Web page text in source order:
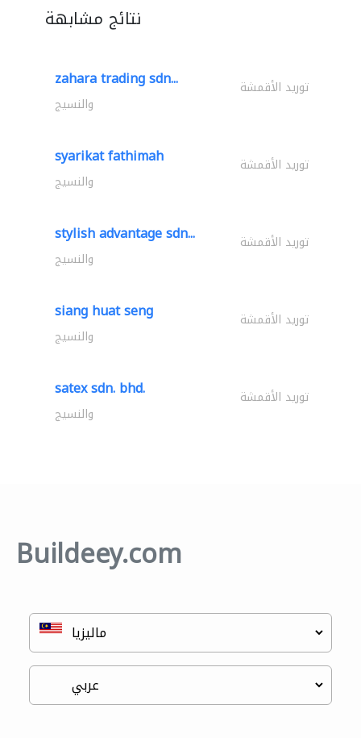
نتائج مشابهة
zahara trading sdn... توريد الأقمشة
والنسيج
syarikat fathimah توريد الأقمشة
والنسيج
stylish advantage sdn... توريد الأقمشة
والنسيج
siang huat seng توريد الأقمشة
والنسيج
satex sdn. bhd. توريد الأقمشة
والنسيج
Buildeey.com